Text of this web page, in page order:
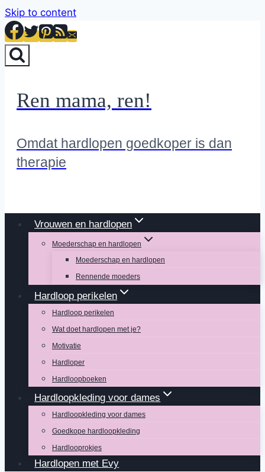
Skip to content
Ren mama, ren!
Omdat hardlopen goedkoper is dan
therapie
Vrouwen en hardlopen
Moederschap en hardlopen
Moederschap en hardlopen
Rennende moeders
Hardloop perikelen
Hardloop perikelen
Wat doet hardlopen met je?
Motivatie
Hardloper
Hardloopboeken
Hardloopkleding voor dames
Hardloopkleding voor dames
Goedkope hardloopkleding
Hardlooprokjes
Hardlopen met Evy